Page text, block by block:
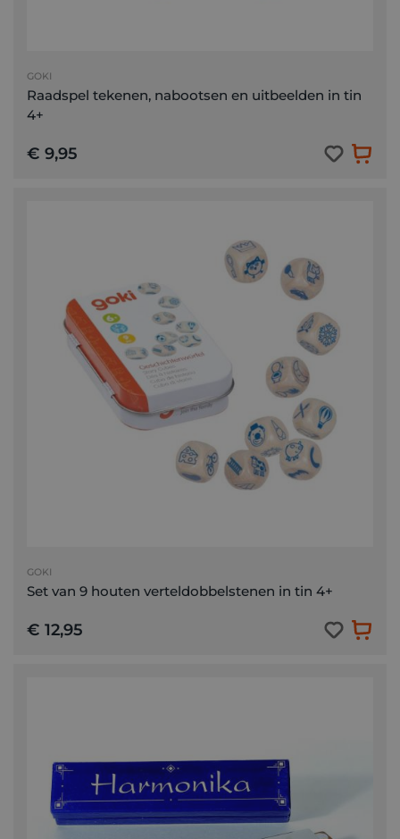
GOKI
Raadspel tekenen, nabootsen en uitbeelden in tin
4+
€ 9,95
GOKI
Set van 9 houten verteldobbelstenen in tin 4+
€ 12,95